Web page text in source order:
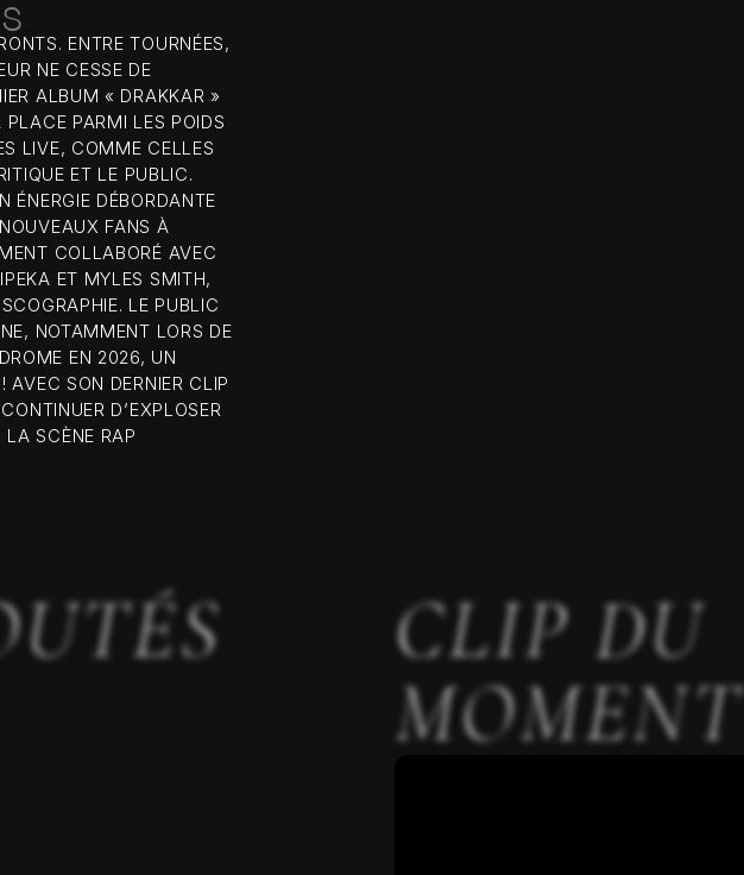
ENTRE TOURNÉES,
NE CESSE DE
ALBUM « DRAKKAR »
PARMI LES POIDS
LIVE, COMME CELLES
ET LE PUBLIC.
ÉNERGIE DÉBORDANTE
FANS À
COLLABORÉ AVEC
ET MYLES SMITH,
LE PUBLIC
NOTAMMENT LORS DE
EN 2026, UN
AVEC SON DERNIER CLIP
D’EXPLOSER
LA SCÈNE RAP
CLIP DU
MOMENT